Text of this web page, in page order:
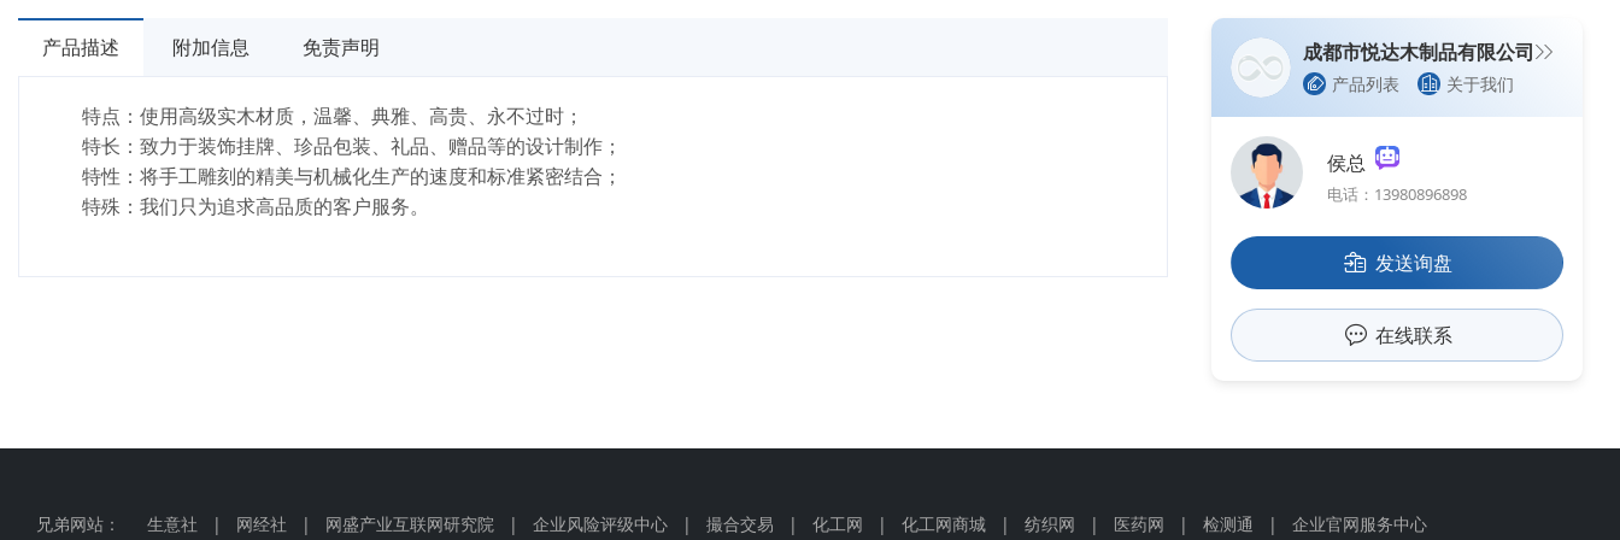
产品描述 附加信息 免责声明
特点：使用高级实木材质，温馨、典雅、高贵、永不过时；
特长：致力于装饰挂牌、珍品包装、礼品、赠品等的设计制作；
特性：将手工雕刻的精美与机械化生产的速度和标准紧密结合；
特殊：我们只为追求高品质的客户服务。
成都市悦达木制品有限公司
产品列表 关于我们
侯总
电话：13980896898
发送询盘
在线联系
兄弟网站： 生意社 | 网经社 | 网盛产业互联网研究院 | 企业风险评级中心 | 撮合交易 | 化工网 | 化工网商城 | 纺织网 | 医药网 | 检测通 | 企业官网服务中心